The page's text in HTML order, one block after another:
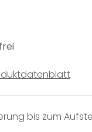
bis zum